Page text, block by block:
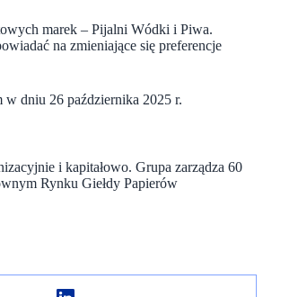
marek – Pijalni Wódki i Piwa.
na zmieniające się preferencje
dniu 26 października 2025 r.
i kapitałowo. Grupa zarządza 60
Rynku Giełdy Papierów